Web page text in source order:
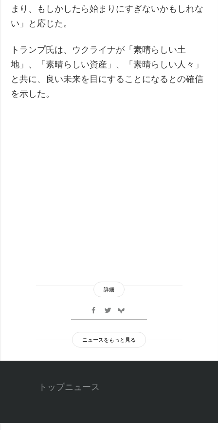
まり、もしかしたら始まりにすぎないかもしれな
い」と応じた。
トランプ氏は、ウクライナが「素晴らしい土
地」、「素晴らしい資産」、「素晴らしい人々」
と共に、良い未来を目にすることになるとの確信
を示した。
詳細
ニュースをもっと見る
トップニュース